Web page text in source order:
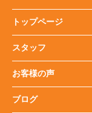
トップページ
スタッフ
お客様の声
ブログ